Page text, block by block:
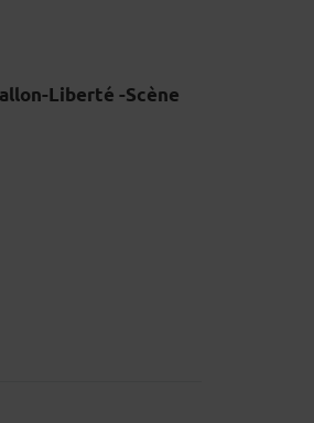
Liberté -Scène